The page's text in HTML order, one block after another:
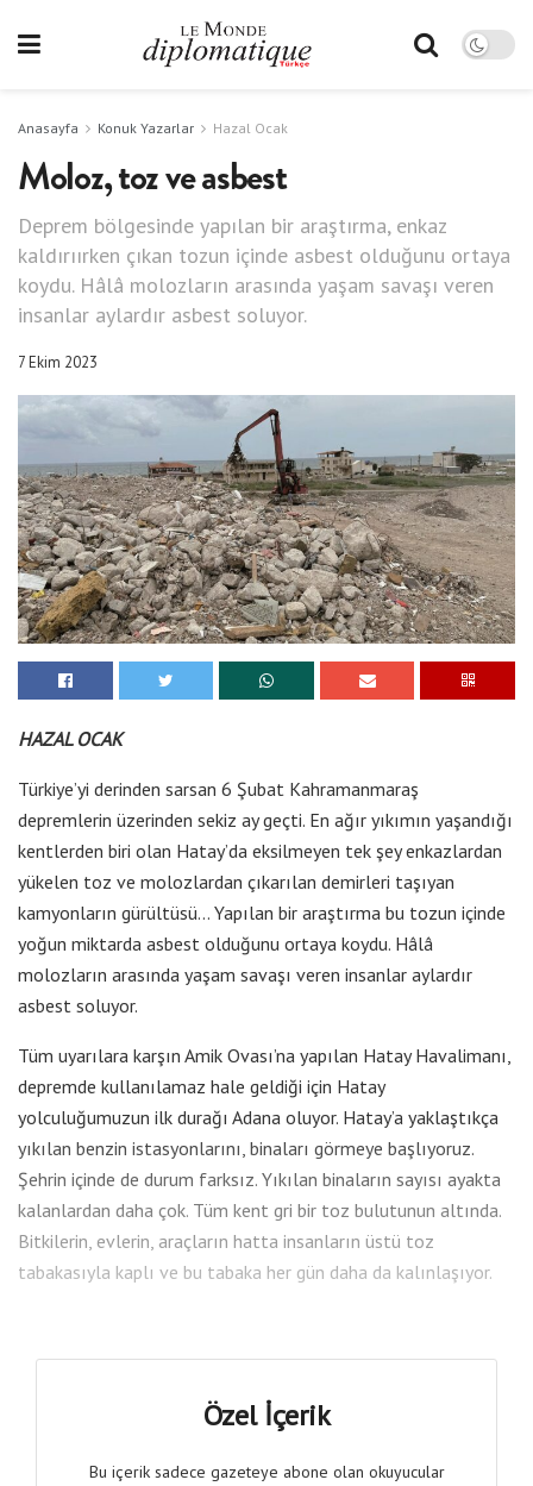
Anasayfa Konuk Yazarlar Hazal Ocak
Moloz, toz ve asbest
Deprem bölgesinde yapılan bir araştırma, enkaz
kaldırıırken çıkan tozun içinde asbest olduğunu ortaya
koydu. Hâlâ molozların arasında yaşam savaşı veren
insanlar aylardır asbest soluyor.
7 Ekim 2023
HAZAL OCAK
Türkiye’yi derinden sarsan 6 Şubat Kahramanmaraş
depremlerin üzerinden sekiz ay geçti. En ağır yıkımın yaşandığı
kentlerden biri olan Hatay’da eksilmeyen tek şey enkazlardan
yükelen toz ve molozlardan çıkarılan demirleri taşıyan
kamyonların gürültüsü… Yapılan bir araştırma bu tozun içinde
yoğun miktarda asbest olduğunu ortaya koydu. Hâlâ
molozların arasında yaşam savaşı veren insanlar aylardır
asbest soluyor.
Tüm uyarılara karşın Amik Ovası’na yapılan Hatay Havalimanı,
depremde kullanılamaz hale geldiği için Hatay
yolculuğumuzun ilk durağı Adana oluyor. Hatay’a yaklaştıkça
yıkılan benzin istasyonlarını, binaları görmeye başlıyoruz.
Şehrin içinde de durum farksız. Yıkılan binaların sayısı ayakta
kalanlardan daha çok. Tüm kent gri bir toz bulutunun altında.
Bitkilerin, evlerin, araçların hatta insanların üstü toz
tabakasıyla kaplı ve bu tabaka her gün daha da kalınlaşıyor.
Özel İçerik
Bu içerik sadece gazeteye abone olan okuyucular